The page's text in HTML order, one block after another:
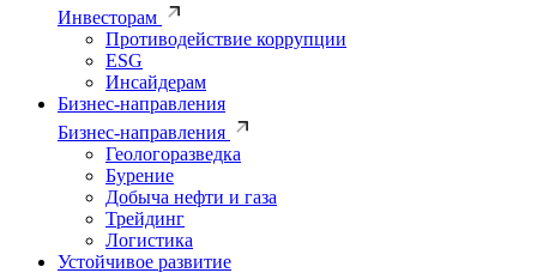
Инвесторам
Противодействие коррупции
ESG
Инсайдерам
Бизнес-направления
Бизнес-направления
Геологоразведка
Бурение
Добыча нефти и газа
Трейдинг
Логистика
Устойчивое развитие